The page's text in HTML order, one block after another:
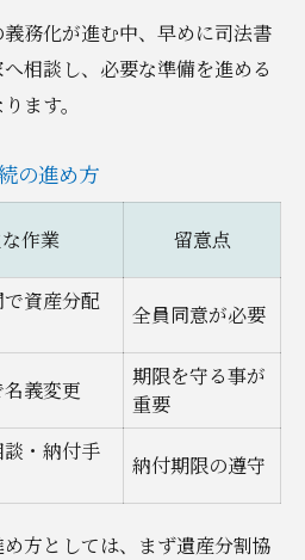
務化が進む中、早めに司法書
相談し、必要な準備を進める
ます。
の進め方
作業 留意点
資産分配
全員同意が必要
義変更
期限を守る事が
重要
・納付手
納付期限の遵守
方としては、まず遺産分割協